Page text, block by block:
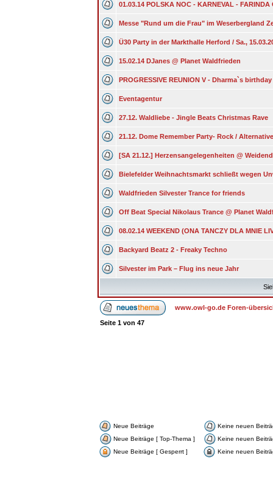
01.03.14 POLSKA NOC - KARNEVAL -
Messe "Rund um die Frau" im Weserbergland
Ü30 Party in der Markthalle Herford / Sa.,
15.02.14 DJanes @ Planet Waldfrieden
PROGRESSIVE REUNION V - Dharma`s
Eventagentur
27.12. Waldliebe - Jingle Beats Christmas Rave
21.12. Dome Remember Party- Rock /
[SA 21.12.] Herzensangelegenheiten @
Bielefelder Weihnachtsmarkt schließt wegen
Waldfrieden Silvester Trance for friends
Off Beat Special Nikolaus Trance @ Planet
08.02.14 WEEKEND (ONA TANCZY DLA MNIE
Backyard Beatz 2 - Freaky Techno
Silvester im Park – Flug ins neue Jahr
www.owl-go.de Foren-
Seite 1 von 47
Neue Beiträge
Keine neuen
Neue Beiträge [ Top-Thema ]
Keine neuen
Neue Beiträge [ Gesperrt ]
Keine neuen